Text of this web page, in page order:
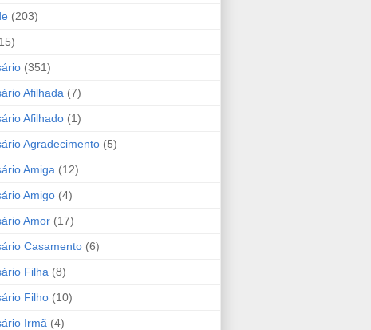
(203)
(351)
Afilhada (7)
Afilhado (1)
Agradecimento (5)
Amiga (12)
Amigo (4)
Amor (17)
Casamento (6)
Filha (8)
Filho (10)
Irmã (4)